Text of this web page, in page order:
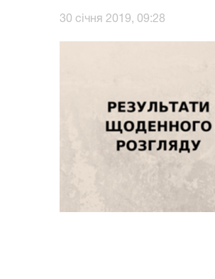
30 січня 2019, 09:28